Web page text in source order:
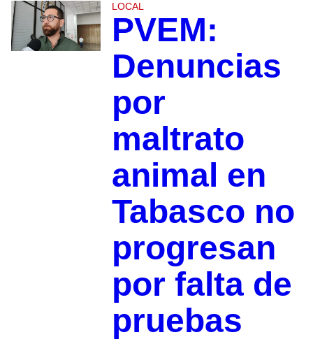
LOCAL
PVEM:
Denuncias
por
maltrato
animal en
Tabasco no
progresan
por falta de
pruebas